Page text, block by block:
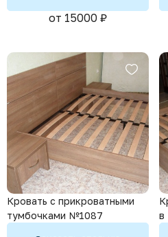
от 15000 ₽
Кровать с прикроватными
тумбочками №1087
в